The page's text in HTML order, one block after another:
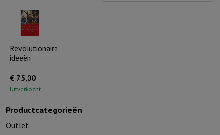
Productcategorieën
Outlet
Revolutionaire
ideeën
€ 75,00
Uitverkocht